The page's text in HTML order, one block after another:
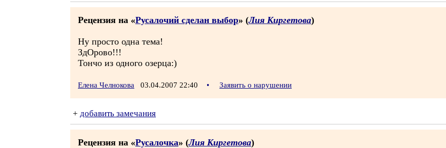
Рецензия на «Русалочий сделан выбор» (Лия Киргетова)
Ну просто одна тема!
ЗдОрово!!!
Тончо из одного озерца:)
Елена Челнокова 03.04.2007 22:40 • Заявить о нарушении
+ добавить замечания
Рецензия на «Русалочка» (Лия Киргетова)